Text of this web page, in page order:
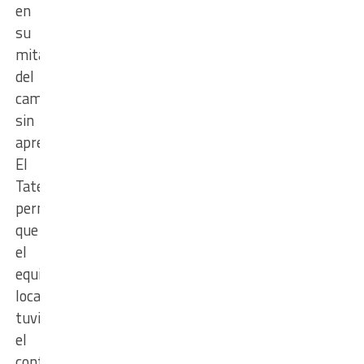
en
su
mitad
del
campo,
sin
apresurarse.
El
Tatengue
permitía
que
el
equipo
local
tuviera
el